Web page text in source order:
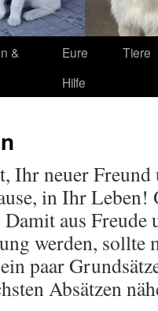
&
Eure
Hilfe
Tiere
Ihr neuer
in Ihr Leben!
aus Freude
werden, sollte
paar
Absätzen